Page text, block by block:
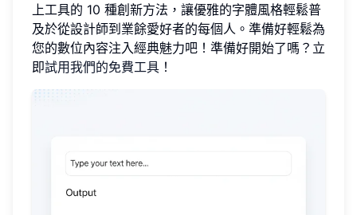
上工具的 10 種創新方法，讓優雅的字體風格輕鬆普
及於從設計師到業餘愛好者的每個人。準備好輕鬆為
您的數位內容注入經典魅力吧！準備好開始了嗎？立
即試用我們的免費工具 ！